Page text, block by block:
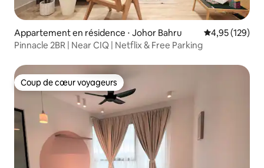
Appartement en résidence ⋅ Johor Bahru Évaluation
4,95 (129)
Pinnacle 2BR | Near CIQ | Netflix & Free Parking
Coup de cœur voyageurs
Coup de cœur voyageurs